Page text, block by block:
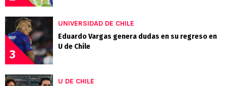
3
UNIVERSIDAD DE CHILE
Eduardo Vargas genera dudas en su regreso en
U de Chile
U DE CHILE